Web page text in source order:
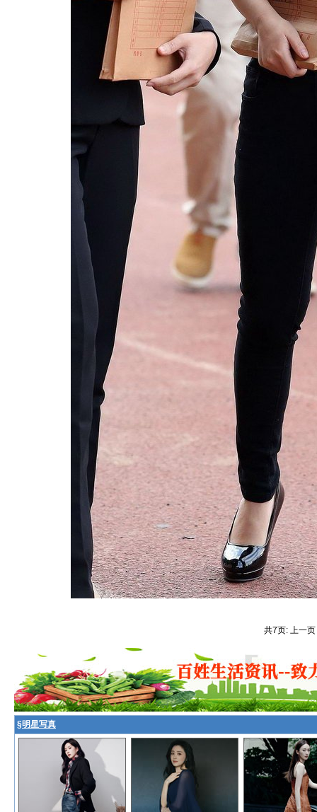
共7页: 上一
§明星写真